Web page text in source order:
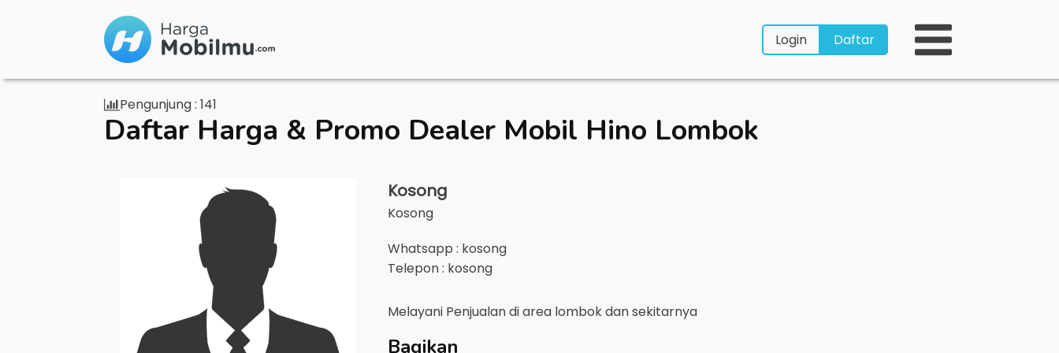
Login Daftar
Pengunjung : 141
Daftar Harga & Promo Dealer Mobil Hino Lombok
Kosong
Kosong
Whatsapp : kosong
Telepon : kosong
Melayani Penjualan di area lombokdan sekitarnya
Bagikan